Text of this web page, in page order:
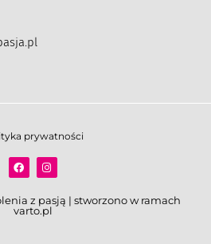
z pasją | stworzono w ramach
varto.pl
prywatności